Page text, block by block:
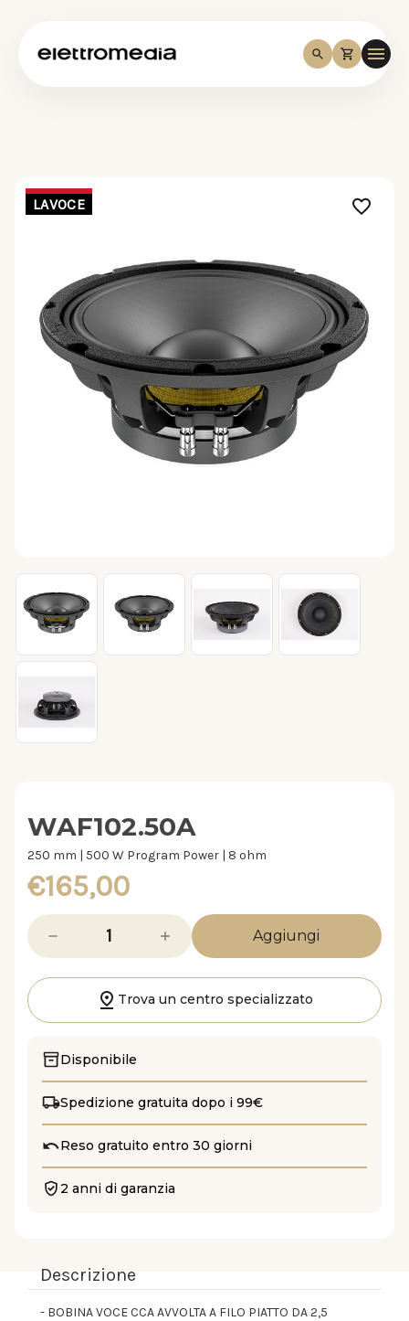
LAVOCE
WAF102.50A
250 mm | 500 W Program Power | 8 ohm
€165,00
Diminuisci
quantità
di
Aumenta
quantità
di
Trova un centro specializzato
Disponibile
Spedizione gratuita dopo i 99€
Reso gratuito entro 30 giorni
2 anni di garanzia
Descrizione
- BOBINA VOCE CCA AVVOLTA A FILO PIATTO DA 2,5